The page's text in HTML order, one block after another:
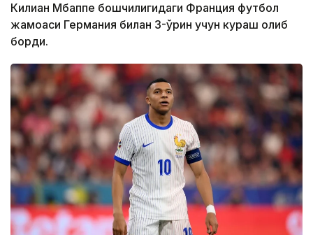
Килиан Мбаппе бошчилигидаги Франция футбол
жамоаси Германия билан 3-ўрин учун кураш олиб
борди.